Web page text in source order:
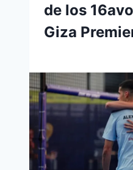
de los
Giza